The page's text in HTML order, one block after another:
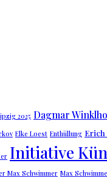
2025 Dagmar
Elke Loest Enthüllung
Initiative
Max Schwimmer Max